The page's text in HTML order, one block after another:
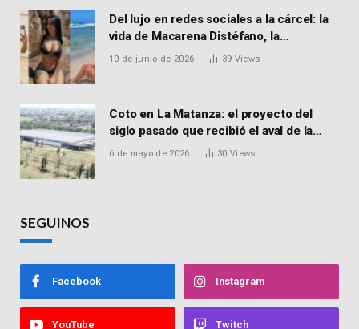
Del lujo en redes sociales a la cárcel: la
vida de Macarena Distéfano, la
influencer de San Martín acusada de
10 de junio de 2026 39 Views
Coto en La Matanza: el proyecto del
siglo pasado que recibió el aval de la
Justicia para reactivar una obra frenada
6 de mayo de 2026 30 Views
SEGUINOS
Facebook Instagram
YouTube Twitch